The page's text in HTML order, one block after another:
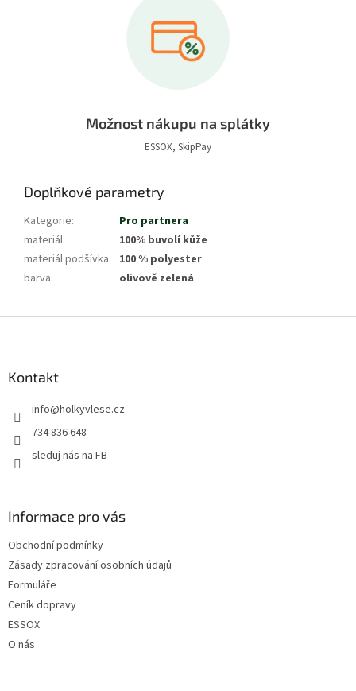
Možnost nákupu na splátky
ESSOX, SkipPay
Doplňkové parametry
Kategorie:
Pro partnera
materiál:
100% buvolí kůže
materiál podšívka: 100 % polyester
barva: olivově zelená
Kontakt
info@holkyvlese.cz
734 836 648
sleduj nás na FB
Informace pro vás
Obchodní podmínky
Zásady zpracování osobních údajů
Formuláře
Ceník dopravy
ESSOX
O nás